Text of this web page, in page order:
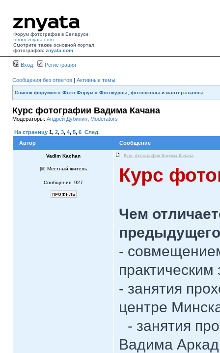
Форум фотографов в Беларуси:
forum.znyata.com
Смотрите также основной портал
фотографов: znyata.com
Вход Регистрация
Сообщения без ответов | Активные темы
Список форумов » Фото Форум » Фотокурсы, фотошколы и мастер-классы
Курс фотографии Вадима Качана
Модераторы: Андрей Дубинин Moderators
На страницу 1, 2, 3, 4, 5, 6 След.
Автор
Сообщение
Vadim Kachan Курс фотографии Вадима Качана
[ ] Местный житель
Сообщения: 927 Курс
Чем
-
- занятия
центре
- занятия
Вадима